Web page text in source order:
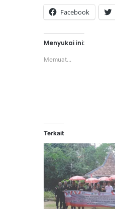
Facebook
Menyukai ini:
Memuat...
Terkait